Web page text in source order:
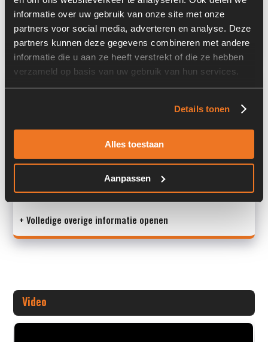
informatie over uw gebruik van onze site met onze
partners voor social media, adverteren en analyse. Deze
partners kunnen deze gegevens combineren met andere
informatie die u aan ze heeft verstrekt of die ze hebben
verzameld op basis van uw gebruik van hun services.
Details tonen
Alles toestaan
Aanpassen
Past op de volgende machines:
Liebherr A 934 C
Land:
Nederland
S/N: -
M
+ Volledige overige informatie openen
Video